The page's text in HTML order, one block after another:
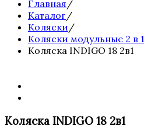
Главная /
Каталог /
Коляски /
Коляски модульные 2 в 1
Коляска INDIGO 18 2в1
Коляска INDIGO 18 2в1